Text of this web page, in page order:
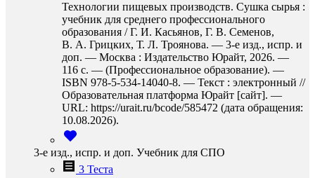
Технологии пищевых производств. Сушка сырья :
учебник для среднего профессионального
образования / Г. И. Касьянов, Г. В. Семенов,
В. А. Грицких, Т. Л. Троянова. — 3-е изд., испр. и
доп. — Москва : Издательство Юрайт, 2026. —
116 с. — (Профессиональное образование). —
ISBN 978-5-534-14040-8. — Текст : электронный //
Образовательная платформа Юрайт [сайт]. —
URL: https://urait.ru/bcode/585472 (дата обращения:
10.08.2026).
3-е изд., испр. и доп. Учебник для СПО
3 Теста